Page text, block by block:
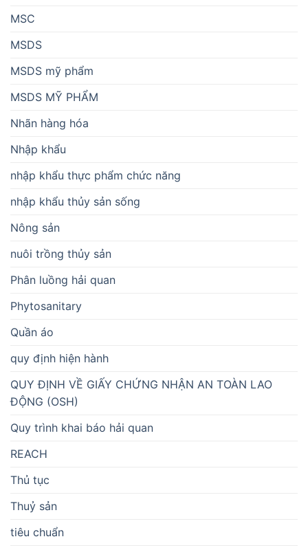
MSC
MSDS
MSDS mỹ phẩm
MSDS MỸ PHẨM
Nhãn hàng hóa
Nhập khẩu
nhập khẩu thực phẩm chức năng
nhập khẩu thủy sản sống
Nông sản
nuôi trồng thủy sản
Phân luồng hải quan
Phytosanitary
Quần áo
quy định hiện hành
QUY ĐỊNH VỀ GIẤY CHỨNG NHẬN AN TOÀN LAO
ĐỘNG (OSH)
Quy trình khai báo hải quan
REACH
Thủ tục
Thuỷ sản
tiêu chuẩn